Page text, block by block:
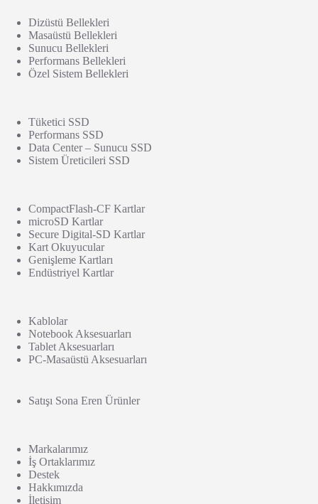
Dizüstü Bellekleri
Masaüstü Bellekleri
Sunucu Bellekleri
Performans Bellekleri
Özel Sistem Bellekleri
Tüketici SSD
Performans SSD
Data Center – Sunucu SSD
Sistem Üreticileri SSD
CompactFlash-CF Kartlar
microSD Kartlar
Secure Digital-SD Kartlar
Kart Okuyucular
Genişleme Kartları
Endüstriyel Kartlar
Kablolar
Notebook Aksesuarları
Tablet Aksesuarları
PC-Masaüstü Aksesuarları
Satışı Sona Eren Ürünler
Markalarımız
İş Ortaklarımız
Destek
Hakkımızda
İletişim